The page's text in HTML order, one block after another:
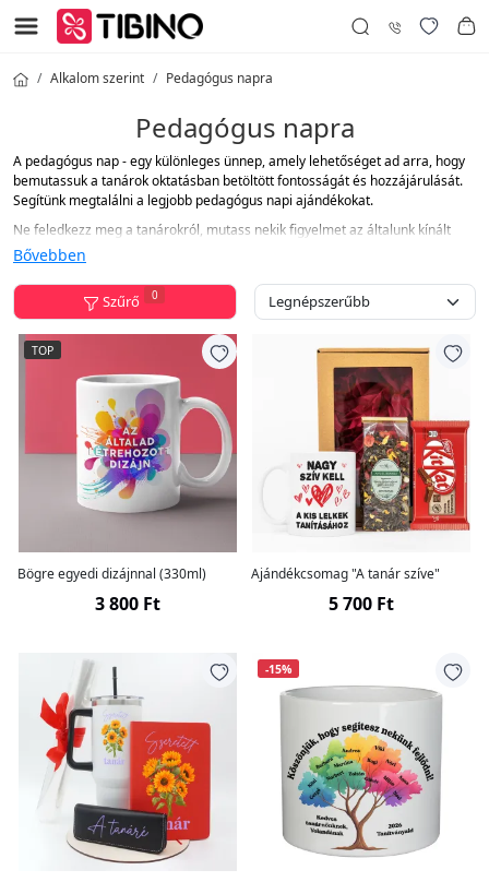
Alkalom szerint Pedagógus napra
Pedagógus napra
A pedagógus nap - egy különleges ünnep, amely lehetőséget ad arra, hogy
bemutassuk a tanárok oktatásban betöltött fontosságát és hozzájárulását.
Segítünk megtalálni a legjobb pedagógus napi ajándékokat.
Ne feledkezz meg a tanárokról, mutass nekik figyelmet az általunk kínált
termékekkel, amelyek örömet és melegséget hoznak a szívükbe.
Bővebben
Szűrő 0
TOP
Bögre egyedi dizájnnal (330ml)
3 800 Ft
Ajándékcsomag "A tanár szíve"
5 700 Ft
-15%